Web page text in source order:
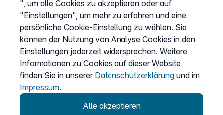
Unternehmen
Über uns
Karriere
Presse
Partnerprogramm
Bug-Bounty-Programm
Speak Up
", um alle Cookies zu akzeptieren oder auf
"Einstellungen", um mehr zu erfahren und eine
persönliche Cookie-Einstellung zu wählen. Sie
können der Nutzung von Analyse Cookies in den
Einstellungen jederzeit widersprechen. Weitere
Informationen zu Cookies auf dieser Website
finden Sie in unserer Datenschutzerklärung und im
Impressum.
Alle akzeptieren